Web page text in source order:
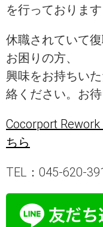
を行っております
休職されていて
お困りの方、
興味をお持ちい
絡ください。お
Cocorport
ちら
TEL：045-620-